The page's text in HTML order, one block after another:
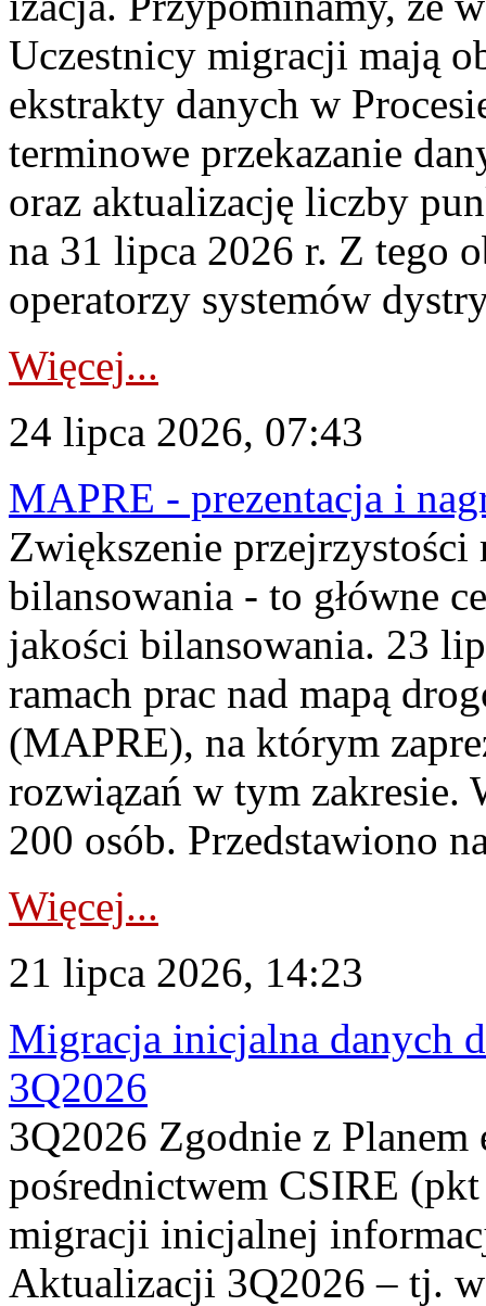
Uczestnicy migracji mają
ekstrakty danych w
terminowe przekazanie
oraz aktualizację liczby
na 31 lipca 2026 r. Z tego
operatorzy systemów
Więcej...
24 lipca 2026, 07:43
MAPRE - prezentacja i
Zwiększenie
bilansowania - to główne
jakości bilansowania. 23
ramach prac nad mapą
(MAPRE), na którym
rozwiązań w tym zakresie.
200 osób. Przedstawiono
Więcej...
21 lipca 2026, 14:23
Migracja inicjalna danych
3Q2026
3Q2026 Zgodnie z
pośrednictwem CSIRE
migracji inicjalnej
Aktualizacji 3Q2026 – tj.